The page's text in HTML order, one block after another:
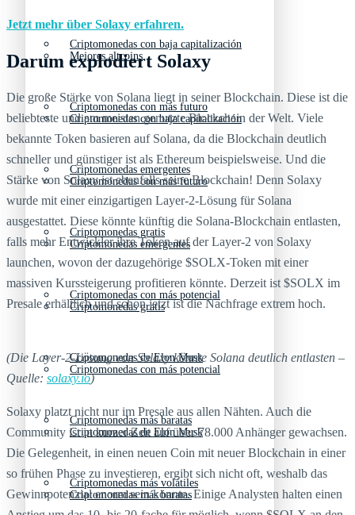
Criptomonedas con baja capitalización
Criptomonedas con más futuro
Criptomonedas emergentes
Criptomonedas gratis
Criptomonedas con más potencial
Criptomonedas de Elon Musk
Criptomonedas más baratas
Criptomonedas más volátiles
Mejores altcoins
Criptomonedas con baja capitalización
Criptomonedas con más futuro
Criptomonedas emergentes
Criptomonedas gratis
Criptomonedas con más potencial
Criptomonedas de Elon Musk
Criptomonedas más baratas
Jetzt mehr über Solaxy erfahren.
Darum explodiert Solaxy
Die große Stärke von Solana liegt in seiner Blockchain. Diese ist die
beliebteste und am meisten genutzte Blockchain der Welt. Viele
bekannte Token basieren auf Solana, da die Blockchain deutlich
schneller und günstiger ist als Ethereum beispielsweise. Und die
Stärke von Solaxy ist ebenfalls seine Blockchain! Denn Solaxy
wurde mit einer einzigartigen Layer-2-Lösung für Solana
ausgestattet. Diese könnte künftig die Solana-Blockchain entlasten,
falls mehr Entwickler ihre Token auf der Layer-2 von Solaxy
launchen, wovon der dazugehörige $SOLX-Token mit einer
massiven Kurssteigerung profitieren könnte. Derzeit ist $SOLX im
Presale erhältlich und schon jetzt ist die Nachfrage extrem hoch.
(Die Layer-2-Lösung von Solaxy könnte Solana deutlich entlasten –
Quelle: solaxy.io)
Solaxy platzt nicht nur im Presale aus allen Nähten. Auch die
Community ist in kurzer Zeit auf über 78.000 Anhänger gewachsen.
Die Gelegenheit, in einen neuen Coin mit neuer Blockchain in einer
so frühen Phase zu investieren, ergibt sich nicht oft, weshalb das
Gewinnpotenzial enorm sein könnte. Einige Analysten halten einen